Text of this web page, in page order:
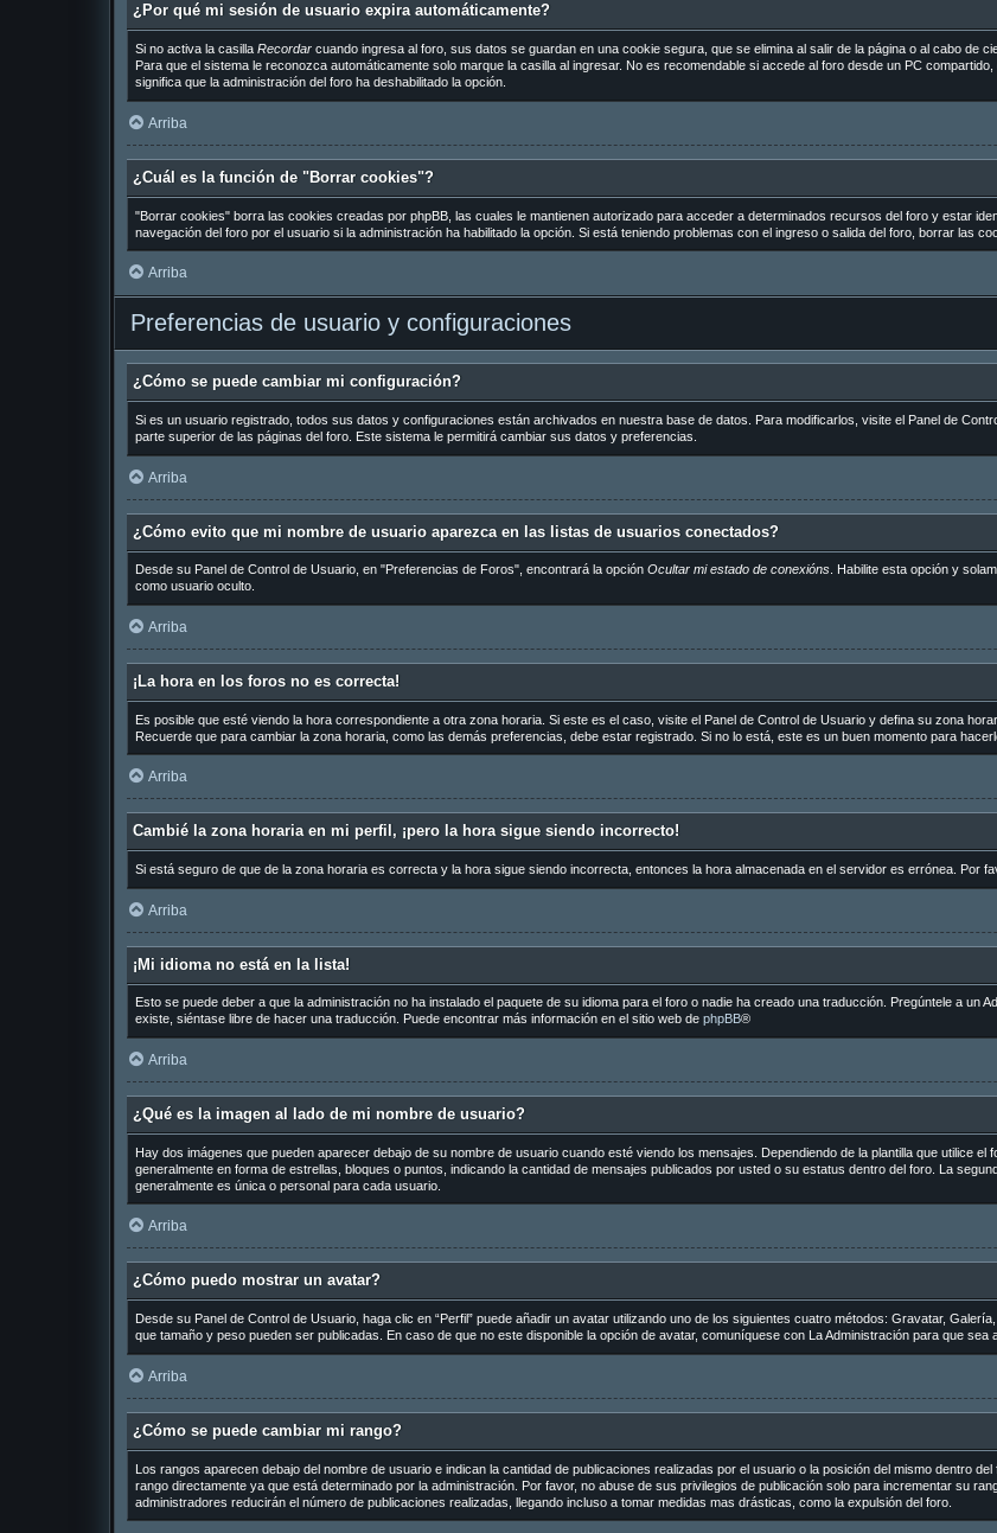
¿Por qué mi sesión de usuario expira automáticamente?
Si no activa la casilla Recordarcuando ingresa al foro, sus datos se guardan en una cookie segura, que se elimina al salir de la página o al cabo de
Para que el sistema le reconozca automáticamente solo marque la casilla al ingresar. No es recomendable si accede al foro desde un PC
significa que la administración del foro ha deshabilitado la opción.
Arriba
¿Cuál es la función de "Borrar cookies"?
"Borrar cookies" borra las cookies creadas por phpBB, las cuales le mantienen autorizado para acceder a determinados recursos del foro y estar
navegación del foro por el usuario si la administración ha habilitado la opción. Si está teniendo problemas con el ingreso o salida del foro, borrar las
Arriba
Preferencias de usuario y configuraciones
¿Cómo se puede cambiar mi configuración?
Si es un usuario registrado, todos sus datos y configuraciones están archivados en nuestra base de datos. Para modificarlos, visite el Panel de
parte superior de las páginas del foro. Este sistema le permitirá cambiar sus datos y preferencias.
Arriba
¿Cómo evito que mi nombre de usuario aparezca en las listas de usuarios conectados?
Desde su Panel de Control de Usuario, en "Preferencias de Foros", encontrará la opción Ocultar mi estado de conexións. Habilite esta opción y
como usuario oculto.
Arriba
¡La hora en los foros no es correcta!
Es posible que esté viendo la hora correspondiente a otra zona horaria. Si este es el caso, visite el Panel de Control de Usuario y defina su zona
Recuerde que para cambiar la zona horaria, como las demás preferencias, debe estar registrado. Si no lo está, este es un buen momento para
Arriba
Cambié la zona horaria en mi perfil, ¡pero la hora sigue siendo incorrecto!
Si está seguro de que de la zona horaria es correcta y la hora sigue siendo incorrecta, entonces la hora almacenada en el servidor es errónea. Por
Arriba
¡Mi idioma no está en la lista!
Esto se puede deber a que la administración no ha instalado el paquete de su idioma para el foro o nadie ha creado una traducción. Pregúntele a un
existe, siéntase libre de hacer una traducción. Puede encontrar más información en el sitio web de phpBB®
Arriba
¿Qué es la imagen al lado de mi nombre de usuario?
Hay dos imágenes que pueden aparecer debajo de su nombre de usuario cuando esté viendo los mensajes. Dependiendo de la plantilla que utilice
generalmente en forma de estrellas, bloques o puntos, indicando la cantidad de mensajes publicados por usted o su estatus dentro del foro. La
generalmente es única o personal para cada usuario.
Arriba
¿Cómo puedo mostrar un avatar?
Desde su Panel de Control de Usuario, haga clic en “Perfil” puede añadir un avatar utilizando uno de los siguientes cuatro métodos: Gravatar,
que tamaño y peso pueden ser publicadas. En caso de que no este disponible la opción de avatar, comuníquese con La Administración para que sea
Arriba
¿Cómo se puede cambiar mi rango?
Los rangos aparecen debajo del nombre de usuario e indican la cantidad de publicaciones realizadas por el usuario o la posición del mismo dentro
rango directamente ya que está determinado por la administración. Por favor, no abuse de sus privilegios de publicación solo para incrementar su
administradores reducirán el número de publicaciones realizadas, llegando incluso a tomar medidas mas drásticas, como la expulsión del foro.